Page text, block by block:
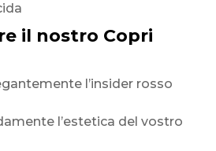
il nostro Copri
l’insider rosso
l’estetica del vostro